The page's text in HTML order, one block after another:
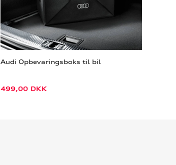
Audi Opbevaringsboks til bil
499,00 DKK